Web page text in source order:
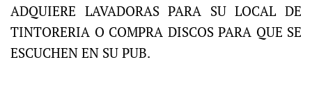
ADQUIERE LAVADORAS PARA SU LOCAL DE
TINTORERIA O COMPRA DISCOS PARA QUE SE
ESCUCHEN EN SU PUB.